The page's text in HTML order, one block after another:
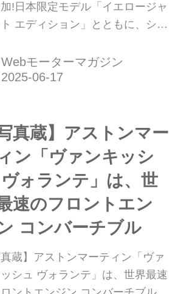
!日本限定モデル「イエロージャ
エディション」とともに、シボ
ターズ(以下、GM)ジャパンはシ
ー コルベットの高性能モデル
ディション(YELLOW JACKET
」を追加設定して、2025年6
日より販売を開始した。
Webモーターマガジン
写真蔵】アストンマー
ン「ヴァンキッシ
ォランテ」は、世
速のフロントエン
コンバーチブル
真蔵】アストンマーティン「ヴァ
シュ ヴォランテ」は、世界最速